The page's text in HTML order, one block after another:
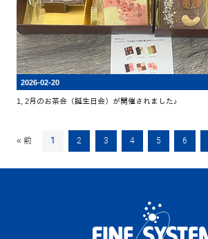
2026-02-20
1, 2月のお茶会（誕生日会）が開催されました♪
« 前 1 2 3 4 5 6